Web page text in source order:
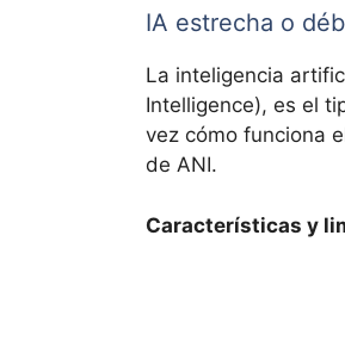
IA estrecha o
La inteligencia
Intelligence), es el
vez cómo funciona
de ANI.
Características y